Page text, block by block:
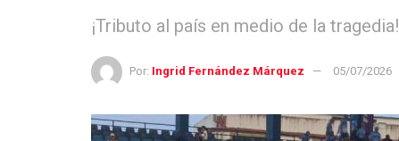
¡Tributo al país en medio de la tragedia!
Por: Ingrid Fernández Márquez 05/07/2026